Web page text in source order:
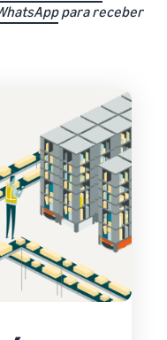
para receber